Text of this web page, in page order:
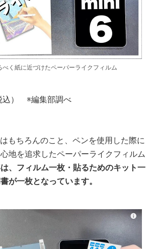
く紙に近づけたペーパーライクフィルム
込） ※編集部調べ
もちろんのこと、ペンを使用した際に
地を追求したペーパーライクフィルム
、フィルム一枚・貼るためのキット一
が一枚となっています。